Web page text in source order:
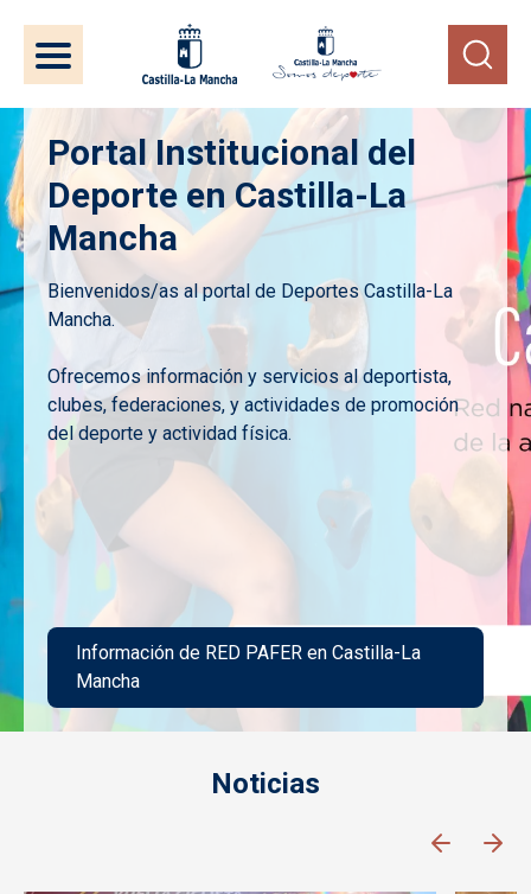
Portal Institucional del
Deporte en Castilla-La
Mancha
Bienvenidos/as al portal de Deportes Castilla-La
Mancha.
Ofrecemos información y servicios al deportista,
clubes, federaciones, y actividades de promoción
del deporte y actividad física.
Información de RED PAFER en Castilla-La
Mancha
Imagen
Noticias